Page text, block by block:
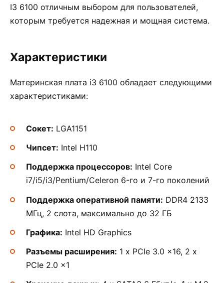
I3 6100 отличным выбором для пользователей,
которым требуется надежная и мощная система.
Характеристики
Материнская плата i3 6100 обладает следующими
характеристиками:
Сокет: LGA1151
Чипсет: Intel H110
Поддержка процессоров: Intel Core
i7/i5/i3/Pentium/Celeron 6-го и 7-го поколений
Поддержка оперативной памяти: DDR4 2133
МГц, 2 слота, максимально до 32 ГБ
Графика: Intel HD Graphics
Разъемы расширения: 1 x PCIe 3.0 x16, 2 x
PCIe 2.0 x1